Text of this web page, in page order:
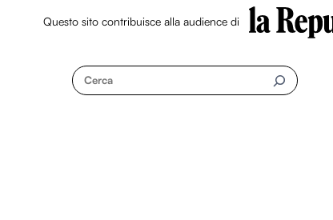
Questo sito contribuisce alla audience di
Cerca